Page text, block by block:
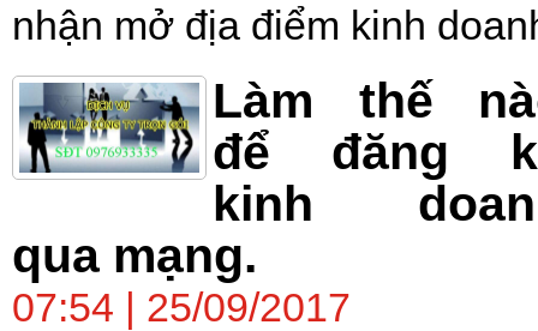
nhận mở địa điểm kinh
Làm thế
để đăng
kinh
qua mạng.
07:54 | 25/09/2017